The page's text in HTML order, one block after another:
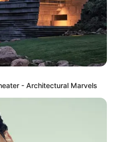
- Architectural Marvels